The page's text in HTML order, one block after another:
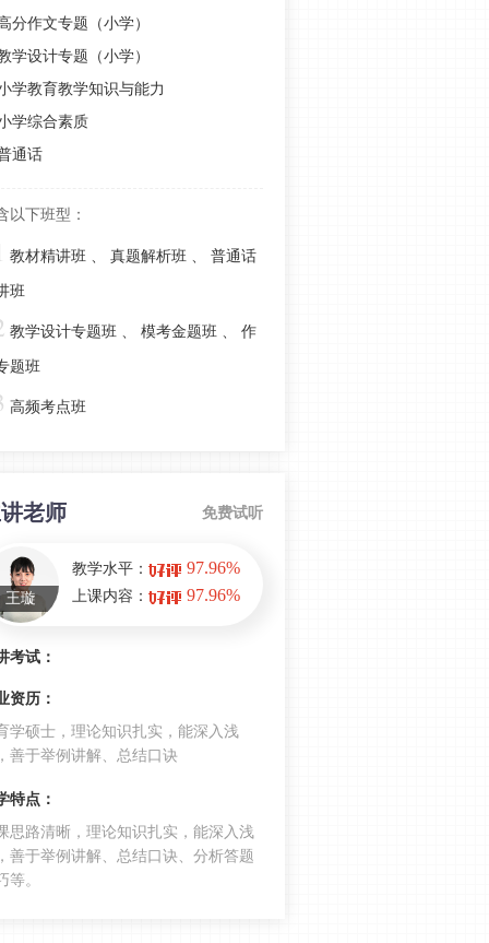
功能包括哪些方面？
小学教资科目二考试重点：马斯洛需
要层次理论，你处于第几层次了？
2023上半年教资小学科二考情分析，
考前小抄！小学教资科目二12个高频
易混淆！小学教资教育教学知识三大
反复考！速背！小学教资科二高频考
点：影响身心发展的因素
小学教资教育教学知识心理学重点考
可能会考！小学教资教育教学科目之
学生常见疾病防治
小学教资科目二易错易混淆考点：功
忘理论——干扰说
会考选择题和简答题！小学教资科目
难哭了！2022下半年教资小学教育教
学知识考情分析
233网校2022上半年教资小学教育教学
分作文专题（小学）
学设计专题（小学）
学教育教学知识与能力
学综合素质
通话
以下班型：
教材精讲班 、 真题解析班 、 普通话
班
教学设计专题班 、 模考金题班 、 作
题班
高频考点班
老师 免费试听
王璇
教学水平： 97.96%
上课内容： 97.96%
考试：
资历：
学硕士，理论知识扎实，能深入浅
善于举例讲解、总结口诀
特点：
思路清晰，理论知识扎实，能深入浅
善于举例讲解、总结口诀、分析答题
等。